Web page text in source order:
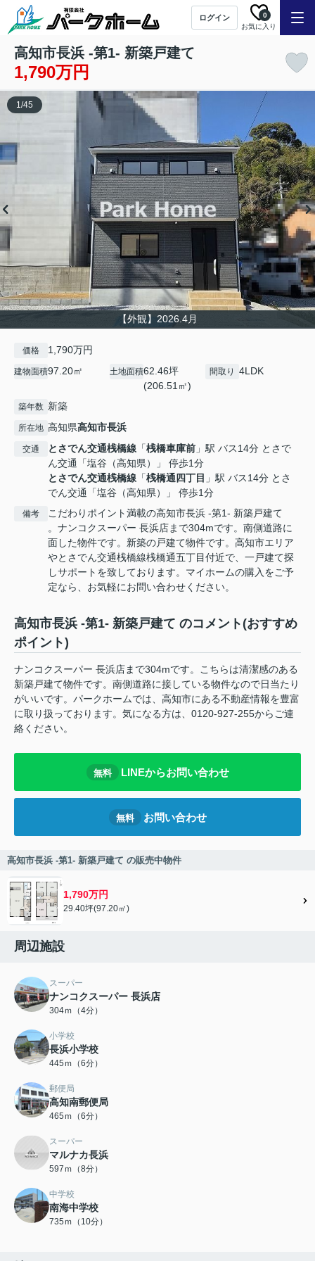
ログイン
お気に入り
0
高知市長浜 -第1- 新築戸建て
1,790万円
【外観】2026.4月
1/45
価格 1,790万円
建物面積97.20㎡ 土地面積62.46坪
(206.51㎡)
間取り 4LDK
築年数 新築
所在地 高知県高知市長浜
交通 とさでん交通桟橋線 「桟橋車庫前 」駅 バス14分 とさで
ん交通「塩谷（高知県）」 停歩1分
とさでん交通桟橋線 「桟橋通四丁目 」駅 バス14分 とさ
でん交通「塩谷（高知県）」 停歩1分
備考
こだわりポイント満載の高知市長浜 -第1- 新築戸建て
。ナンコクスーパー 長浜店まで304mです。南側道路に
面した物件です。新築の戸建て物件です。高知市エリア
やとさでん交通桟橋線桟橋通五丁目付近で、一戸建て探
しサポートを致しております。マイホームの購入をご予
定なら、お気軽にお問い合わせください。
高知市長浜 -第1- 新築戸建て のコメント(おすすめ
ポイント)
ナンコクスーパー 長浜店まで304mです。こちらは清潔感のある
新築戸建て物件です。南側道路に接している物件なので日当たり
がいいです。パークホームでは、高知市にある不動産情報を豊富
に取り扱っております。気になる方は、0120-927-255からご連
絡ください。
無料 LINEからお問い合わせ
無料 お問い合わせ
高知市長浜 -第1- 新築戸建て の販売中物件
1,790万円
29.40坪(97.20㎡)
周辺施設
スーパー
ナンコクスーパー 長浜店
304ｍ（4分）
小学校
長浜小学校
445ｍ（6分）
郵便局
高知南郵便局
465ｍ（6分）
スーパー
マルナカ長浜
597ｍ（8分）
中学校
南海中学校
735ｍ（10分）